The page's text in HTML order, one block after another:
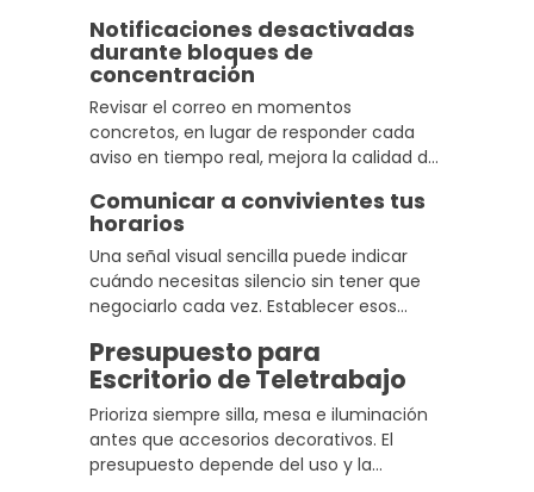
del tiempo de trabajo es inmediato y
sostenido.
Notificaciones desactivadas
durante bloques de
concentración
Revisar el correo en momentos
concretos, en lugar de responder cada
aviso en tiempo real, mejora la calidad del
siempre disponible durante toda la
jornada.
Comunicar a convivientes tus
horarios
Una señal visual sencilla puede indicar
cuándo necesitas silencio sin tener que
negociarlo cada vez. Establecer esos
y el respeto mutuo por los tiempos de
trabajo.
Presupuesto para
Escritorio de Teletrabajo
Prioriza siempre silla, mesa e iluminación
antes que accesorios decorativos. El
presupuesto depende del uso y la